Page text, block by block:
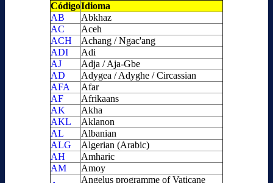
CódigoIdioma
AB
Abkhaz
AC
Aceh
ACH
Achang / Ngac'ang
ADI
Adi
AJ
Adja / Aja-Gbe
AD
Adygea / Adyghe / Circassian
AFA
Afar
AF
Afrikaans
AK
Akha
AKL
Aklanon
AL
Albanian
ALG
Algerian (Arabic)
AH
Amharic
AM
Amoy
Angelus programme of Vaticane